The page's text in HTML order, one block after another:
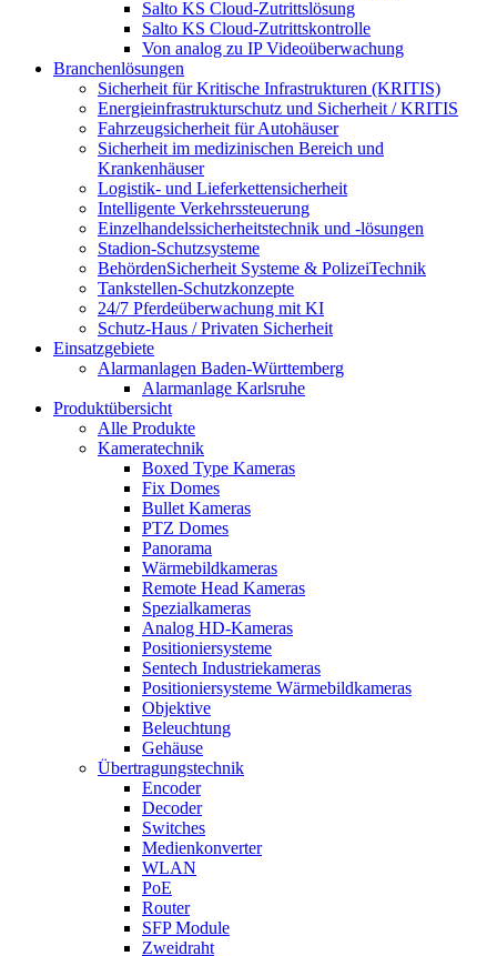
Salto KS Cloud-Zutrittslösung
Salto KS Cloud-Zutrittskontrolle
Von analog zu IP Videoüberwachung
Branchenlösungen
Sicherheit für Kritische Infrastrukturen (KRITIS)
Energieinfrastrukturschutz und Sicherheit / KRITIS
Fahrzeugsicherheit für Autohäuser
Sicherheit im medizinischen Bereich und
Krankenhäuser
Logistik- und Lieferkettensicherheit
Intelligente Verkehrssteuerung
Einzelhandelssicherheitstechnik und -lösungen
Stadion-Schutzsysteme
BehördenSicherheit Systeme & PolizeiTechnik
Tankstellen-Schutzkonzepte​
24/7 Pferdeüberwachung mit KI
Schutz-Haus / Privaten Sicherheit
Einsatzgebiete
Alarmanlagen Baden-Württemberg
Alarmanlage Karlsruhe
Produktübersicht
Alle Produkte
Kameratechnik
Boxed Type Kameras
Fix Domes
Bullet Kameras
PTZ Domes
Panorama
Wärmebildkameras
Remote Head Kameras
Spezialkameras
Analog HD-Kameras
Positioniersysteme
Sentech Industriekameras
Positioniersysteme Wärmebildkameras
Objektive
Beleuchtung
Gehäuse
Übertragungstechnik
Encoder
Decoder
Switches
Medienkonverter
WLAN
PoE
Router
SFP Module
Zweidraht